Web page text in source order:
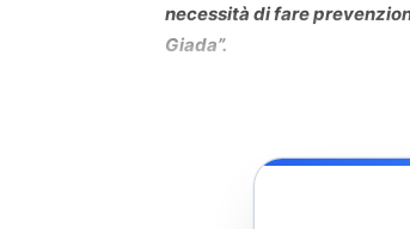
necessità di fare
Giada”.